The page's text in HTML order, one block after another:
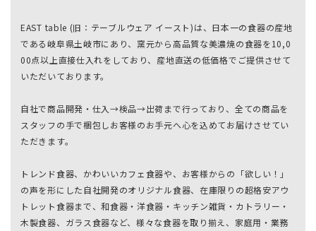
EAST table (旧：テーブルウェア イースト)は、日本一の食器の産地
である岐阜県土岐市にあり、窯元から高品質な美濃焼の食器を10,0
00点以上直接仕入れをしており、産地直送の低価格でご提供させて
いただいております。
自社で商品開発・仕入→検品→出荷まで行っており、全ての商品を
スタッフの手で梱包しお客様のお手元へ心を込めてお届けさせてい
ただきます。
トレンド食器、かわいいカフェ食器や、お客様からの「欲しい！」
の声を形にした自社開発のオリジナル食器、在庫限りの超格安アウ
トレット食器まで、和食器・洋食器・キッチン雑貨・カトラリー・
木製食器、ガラス食器など、様々な食器を取り揃え、家庭用・業務